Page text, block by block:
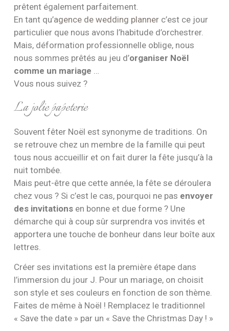
prêtent également parfaitement.
En tant qu’agence de wedding planner c’est ce jour
particulier que nous avons l’habitude d’orchestrer.
Mais, déformation professionnelle oblige, nous
nous sommes prêtés au jeu d’organiser Noël
comme un mariage …
Vous nous suivez ?
La jolie papeterie
Souvent fêter Noël est synonyme de traditions. On
se retrouve chez un membre de la famille qui peut
tous nous accueillir et on fait durer la fête jusqu’à la
nuit tombée.
Mais peut-être que cette année, la fête se déroulera
chez vous ? Si c’est le cas, pourquoi ne pas envoyer
des invitations en bonne et due forme ? Une
démarche qui à coup sûr surprendra vos invités et
apportera une touche de bonheur dans leur boîte aux
lettres.
Créer ses invitations est la première étape dans
l’immersion du jour J. Pour un mariage, on choisit
son style et ses couleurs en fonction de son thème.
Faites de même à Noël ! Remplacez le traditionnel
« Save the date » par un « Save the Christmas Day ! »